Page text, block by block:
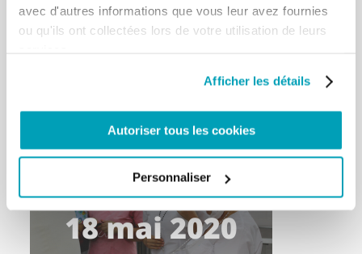
avec d'autres informations que vous leur avez fournies
ou qu'ils ont collectées lors de votre utilisation de leurs
Afficher les détails
Autoriser tous les cookies
Personnaliser